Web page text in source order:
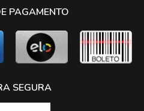
PAGAMENTO
SEGURA